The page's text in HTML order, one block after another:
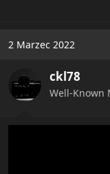
2 Marzec 2022
ckl78
Well-Known